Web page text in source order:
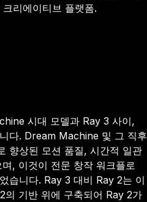
리에이티브 플랫폼.
시대 모델과 Ray 3 사이,
다. Dream Machine 및 그 직후
향상된 모션 품질, 시간적 일관
, 이것이 전문 창작 워크플로
습니다. Ray 3 대비 Ray 2는 이
의 기반 위에 구축되어 Ray 2가